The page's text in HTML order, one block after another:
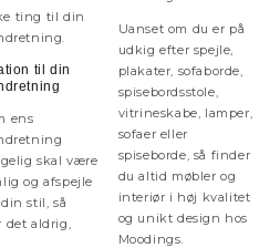
ting til din
til din
ens
skal være
og afspejle
stil, så
det aldrig,
Uanset om du er på
udkig efter spejle,
plakater, sofaborde,
spisebordsstole,
vitrineskabe, lamper,
sofaer eller
spiseborde, så finder
du altid møbler og
interiør i høj kvalitet
og unikt design hos
Moodings.